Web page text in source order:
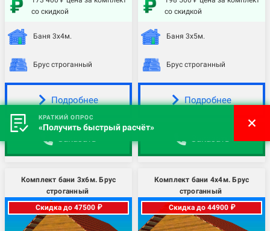
со скидкой
Баня 3х4м.
Брус строганный
Подробнее
Заказать
со скидкой
Баня 3х5м.
Брус строганный
Подробнее
Заказать
Комплект бани 3х6м. Брус
строганный
Скидка до 47500 ₽
Комплект бани 4х4м. Брус
строганный
Скидка до 44900 ₽
КРАТКИЙ ОПРОС
«Получить быстрый расчёт»